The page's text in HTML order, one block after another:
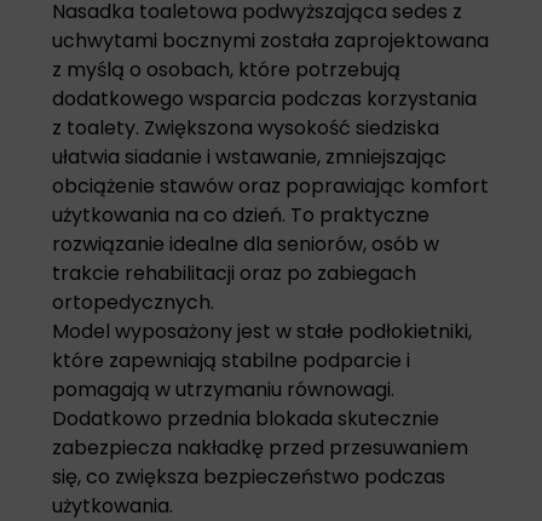
Nasadka toaletowa podwyższająca sedes z
uchwytami bocznymi została zaprojektowana
z myślą o osobach, które potrzebują
dodatkowego wsparcia podczas korzystania
z toalety. Zwiększona wysokość siedziska
ułatwia siadanie i wstawanie, zmniejszając
obciążenie stawów oraz poprawiając komfort
użytkowania na co dzień. To praktyczne
rozwiązanie idealne dla seniorów, osób w
trakcie rehabilitacji oraz po zabiegach
ortopedycznych.
Model wyposażony jest w stałe podłokietniki,
które zapewniają stabilne podparcie i
pomagają w utrzymaniu równowagi.
Dodatkowo przednia blokada skutecznie
zabezpiecza nakładkę przed przesuwaniem
się, co zwiększa bezpieczeństwo podczas
użytkowania.